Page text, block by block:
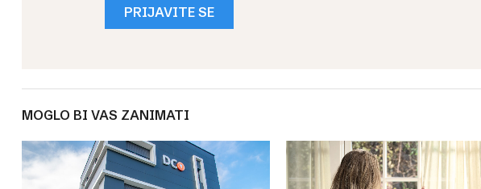
PRIJAVITE SE
MOGLO BI VAS ZANIMATI